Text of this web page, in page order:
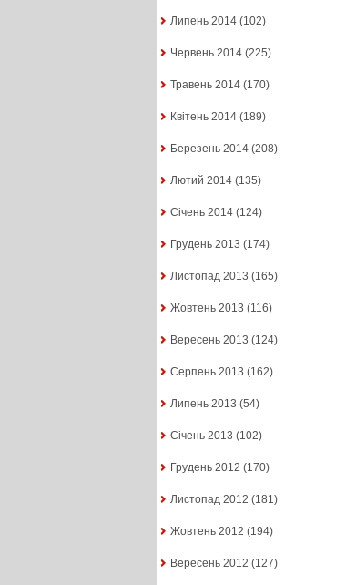
Липень 2014(102)
Червень 2014(225)
Травень 2014(170)
Квітень 2014(189)
Березень 2014(208)
Лютий 2014(135)
Січень 2014(124)
Грудень 2013 (174)
Листопад 2013 (165)
Жовтень 2013 (116)
Вересень 2013 (124)
Серпень 2013 (162)
Липень 2013 (54)
Січень 2013 (102)
Грудень 2012 (170)
Листопад 2012 (181)
Жовтень 2012 (194)
Вересень 2012 (127)